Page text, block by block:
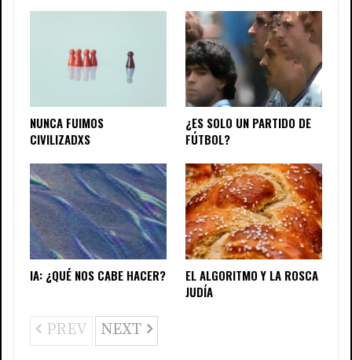
NUNCA FUIMOS
CIVILIZADXS
¿ES SOLO UN PARTIDO DE
FÚTBOL?
IA: ¿QUÉ NOS CABE HACER?
EL ALGORITMO Y LA ROSCA
JUDÍA
PREV NEXT